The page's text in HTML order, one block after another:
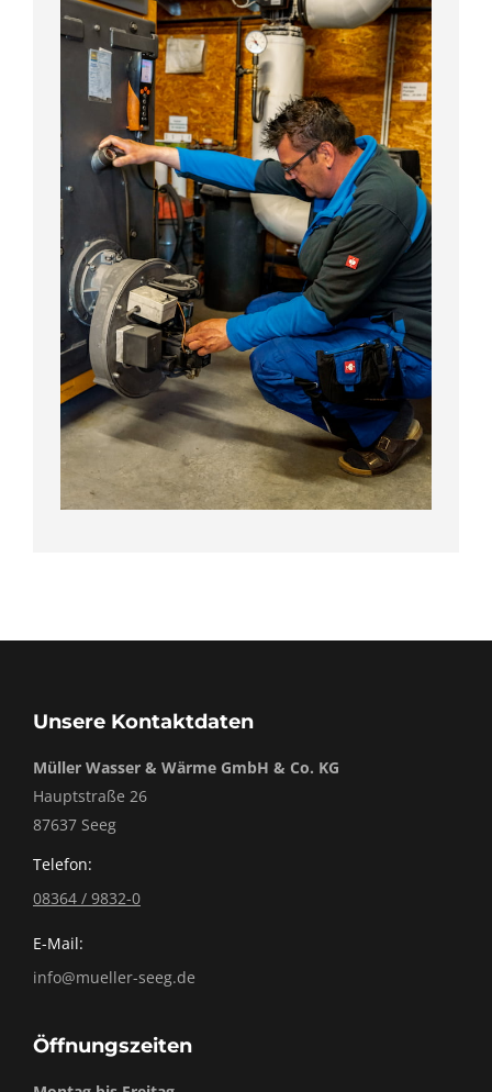
Unsere Kontaktdaten
Müller Wasser & Wärme GmbH & Co. KG
Hauptstraße 26
87637 Seeg
Telefon:
08364 / 9832-0
E-Mail:
info@mueller-seeg.de
Öffnungszeiten